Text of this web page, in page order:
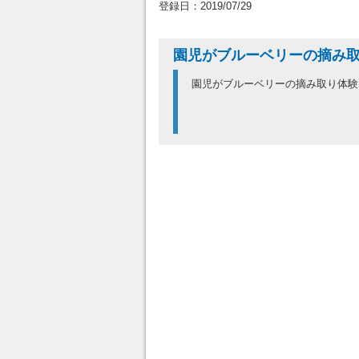
登録日：2019/07/29
園児がブルーベリーの摘み
園児がブルーベリーの摘み取り体験